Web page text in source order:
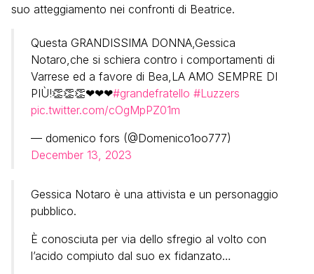
suo atteggiamento nei confronti di Beatrice.
Questa GRANDISSIMA DONNA,Gessica
Notaro,che si schiera contro i comportamenti di
Varrese ed a favore di Bea,LA AMO SEMPRE DI
PIÙ!👏👏👏❤❤❤#grandefratello #Luzzers
pic.twitter.com/cOgMpPZ01m
— domenico fors (@Domenico1oo777)
December 13, 2023
Gessica Notaro è una attivista e un personaggio
pubblico.
È conosciuta per via dello sfregio al volto con
l’acido compiuto dal suo ex fidanzato…